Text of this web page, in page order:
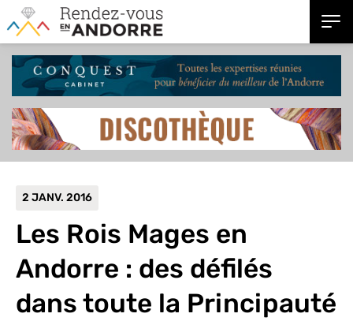
2 JANV. 2016
Les Rois Mages en
Andorre : des défilés
dans toute la Principauté